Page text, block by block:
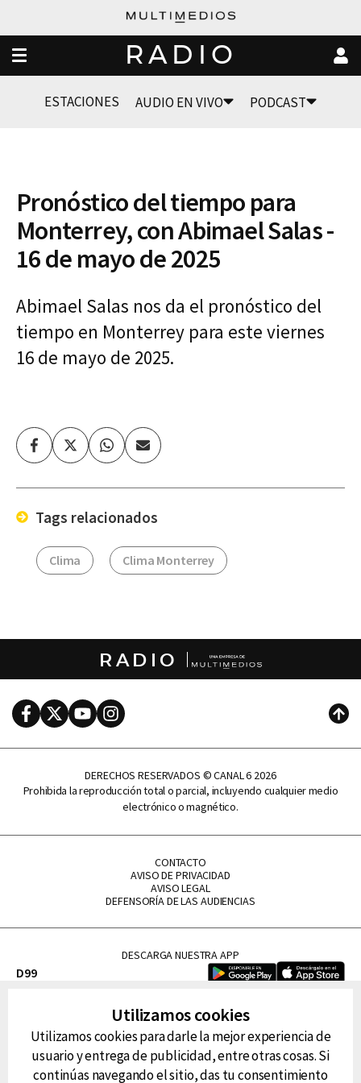
RADIO
ESTACIONES AUDIO EN VIVO PODCAST
Pronóstico del tiempo para
Monterrey, con Abimael Salas -
16 de mayo de 2025
Abimael Salas nos da el pronóstico del
tiempo en Monterrey para este viernes
16 de mayo de 2025.
FacebookTwitterWhatsapp
Enviar
por
Tags relacionados
Clima Clima Monterrey
RADIO
FacebookTwitterYoutubeInstagram
DERECHOS RESERVADOS © CANAL 6 2026
Prohibida la reproducción total o parcial, incluyendo cualquier medio
electrónico o magnético.
CONTACTO
AVISO DE PRIVACIDAD
AVISO LEGAL
DEFENSORÍA DE LAS AUDIENCIAS
DESCARGA NUESTRA APP
D99
FM Tu
RG Deportiva
Utilizamos cookies
Utilizamos cookies para darle la mejor experiencia de
usuario y entrega de publicidad, entre otras cosas. Si
continúas navegando el sitio, das tu consentimiento